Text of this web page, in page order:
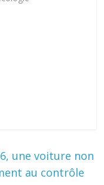
une voiture non
au contrôle